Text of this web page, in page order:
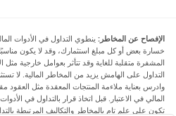
الإفصاح عن المخاطر: ينطوي التداول في الأدوات
خسارة بعض أو كل مبلغ استثمارك، وقد لا يكون
المشفرة متقلبة للغاية وقد تتأثر بعوامل خارجية مثل
التداول على الهامش يزيد من المخاطر المالية. لا
وادرس بعناية ملاءمة المنتجات المعقدة مثل
المالي في الاعتبار. قبل اتخاذ قرار بالتداول في
تكون على علم تام بالمخاطر والتكاليف المرتبطة